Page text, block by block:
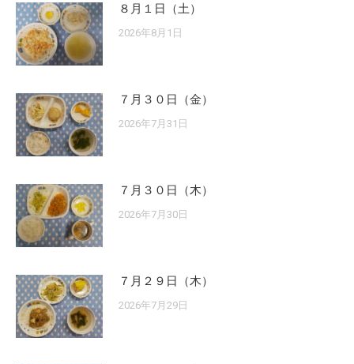
８月１日（土）
2026年8月1日
７月３０日（金）
2026年7月31日
７月３０日（木）
2026年7月30日
７月２９日（木）
2026年7月29日